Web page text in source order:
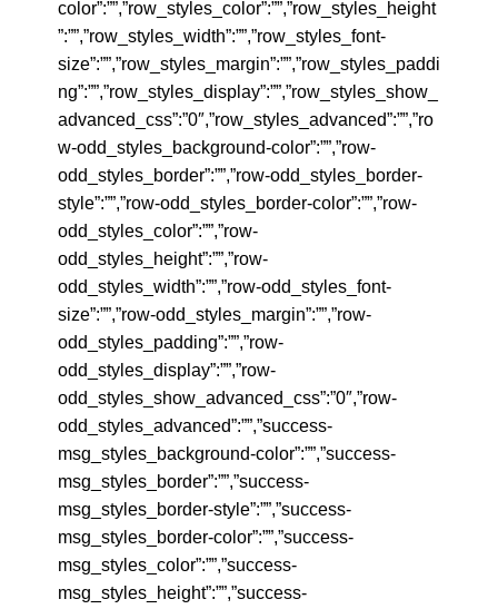
color”:””,”row_styles_color”:””,”row_styles_height
”:””,”row_styles_width”:””,”row_styles_font-
size”:””,”row_styles_margin”:””,”row_styles_paddi
ng”:””,”row_styles_display”:””,”row_styles_show_
advanced_css”:”0″,”row_styles_advanced”:””,”ro
w-odd_styles_background-color”:””,”row-
odd_styles_border”:””,”row-odd_styles_border-
style”:””,”row-odd_styles_border-color”:””,”row-
odd_styles_color”:””,”row-
odd_styles_height”:””,”row-
odd_styles_width”:””,”row-odd_styles_font-
size”:””,”row-odd_styles_margin”:””,”row-
odd_styles_padding”:””,”row-
odd_styles_display”:””,”row-
odd_styles_show_advanced_css”:”0″,”row-
odd_styles_advanced”:””,”success-
msg_styles_background-color”:””,”success-
msg_styles_border”:””,”success-
msg_styles_border-style”:””,”success-
msg_styles_border-color”:””,”success-
msg_styles_color”:””,”success-
msg_styles_height”:””,”success-